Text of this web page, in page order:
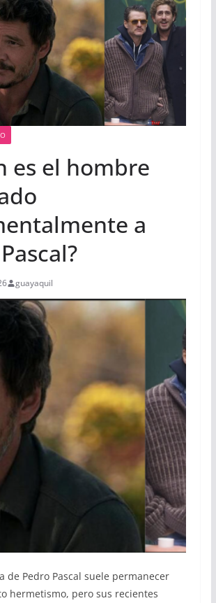
es el hombre
a
guayaquil
de Pedro Pascal suele permanecer
hermetismo, pero sus recientes